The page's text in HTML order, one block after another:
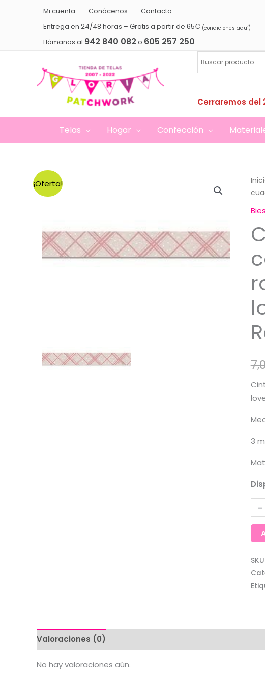
Mi cuenta Conócenos
Contacto
Entrega en 24/48 horas – Gratis a partir de 65€ (condiciones aquí)
Llámanos al 942 840 082 o 605 257 250
Cerraremos del
Telas Hogar Confección
¡Oferta!
3
-
de
con
Valoraciones (0)
No hay valoraciones aún.